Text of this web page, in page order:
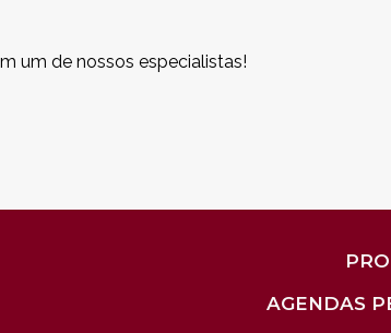
um de nossos especialistas!
AGENDAS